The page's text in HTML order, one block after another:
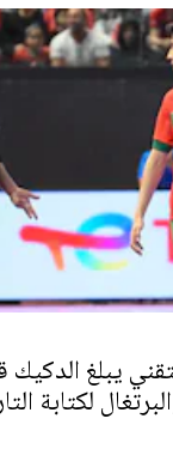
يبلغ الدكيك
لكتابة